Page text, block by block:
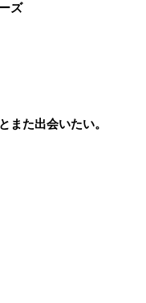
ズ
また出会いたい。